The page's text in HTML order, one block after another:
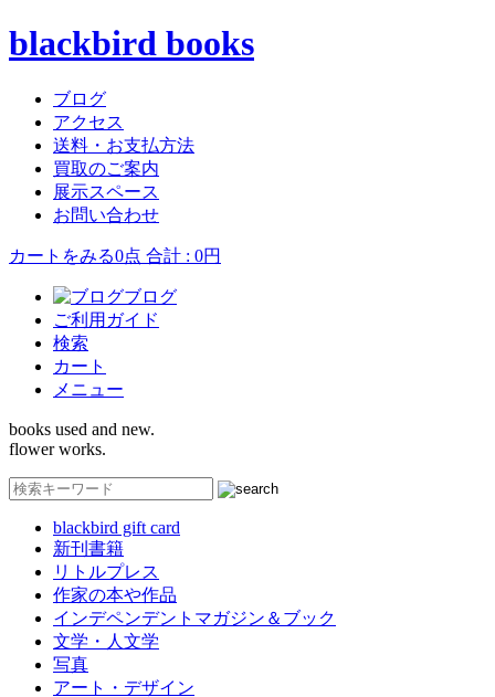
blackbird books
ブログ
アクセス
送料・お支払方法
買取のご案内
展示スペース
お問い合わせ
カートをみる0点 合計 : 0円
ブログ
ご利用ガイド
検索
カート
メニュー
books used and new.
flower works.
blackbird gift card
新刊書籍
リトルプレス
作家の本や作品
インデペンデントマガジン＆ブック
文学・人文学
写真
アート・デザイン